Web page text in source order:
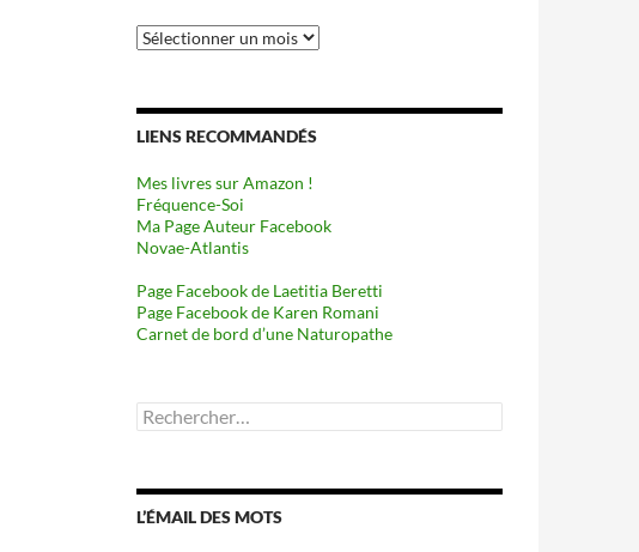
Archives
LIENS RECOMMANDÉS
Mes livres sur Amazon !
Fréquence-Soi
Ma Page Auteur Facebook
Novae-Atlantis
Page Facebook de Laetitia Beretti
Page Facebook de Karen Romani
Carnet de bord d’une Naturopathe
Rechercher :
L’ÉMAIL DES MOTS